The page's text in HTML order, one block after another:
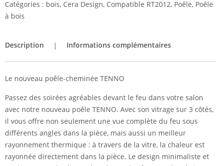
Catégories : bois, Cera Design, Compatible RT2012, Poêle, Poêle
à bois
Description Informations complémentaires
Le nouveau poêle-cheminée TENNO
Passez des soirées agréables devant le feu dans votre salon
avec notre nouveau poêle TENNO. Avec son vitrage sur 3 côtés,
il vous offre non seulement une vue complète du feu sous
différents angles dans la pièce, mais aussi un meilleur
rayonnement thermique : à travers de la vitre, la chaleur est
rayonnée directement dans la pièce. Le design minimaliste et